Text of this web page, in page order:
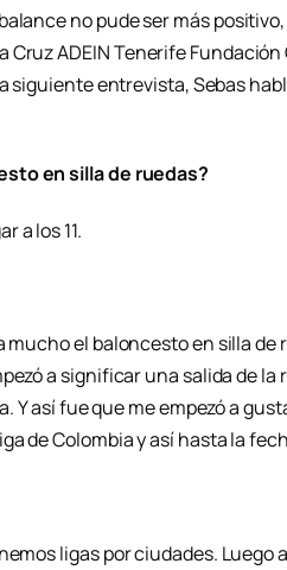
no pude ser más
ADEIN Tenerife Fundación
siguiente entrevista, Sebas
en silla de ruedas?
a los 11.
el baloncesto en silla de
a significar una salida de la
Y así fue que me empezó a
de Colombia y así hasta la
ligas por ciudades. Luego